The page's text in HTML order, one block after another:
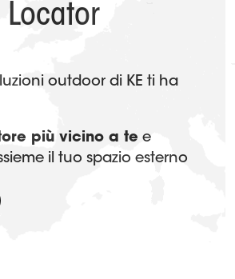
Locator
outdoor di KE ti ha
più vicino a te e
il tuo spazio esterno